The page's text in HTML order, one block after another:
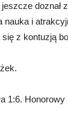
doznał
nauka i
z kontuzją
1:6.